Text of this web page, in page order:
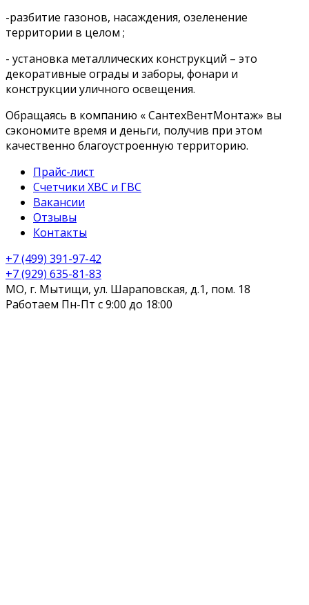
-разбитие газонов, насаждения, озеленение
территории в целом ;
- установка металлических конструкций – это
декоративные ограды и заборы, фонари и
конструкции уличного освещения.
Обращаясь в компанию « СантехВентМонтаж» вы
сэкономите время и деньги, получив при этом
качественно благоустроенную территорию.
Прайс-лист
Счетчики ХВС и ГВС
Вакансии
Отзывы
Контакты
+7 (499) 391-97-42
+7 (929) 635-81-83
МО, г. Мытищи, ул. Шараповская, д.1, пом. 18
Работаем Пн-Пт с 9:00 до 18:00